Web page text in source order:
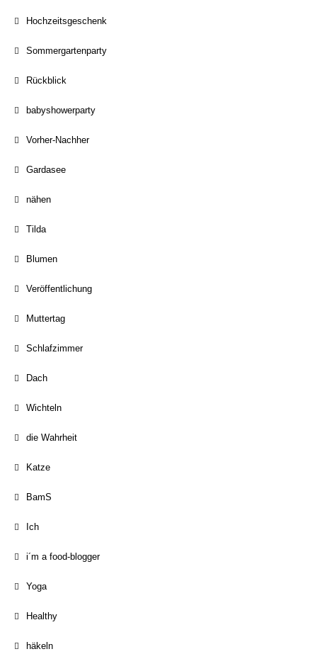
Hochzeitsgeschenk
Sommergartenparty
Rückblick
babyshowerparty
Vorher-Nachher
Gardasee
nähen
Tilda
Blumen
Veröffentlichung
Muttertag
Schlafzimmer
Dach
Wichteln
die Wahrheit
Katze
BamS
Ich
i´m a food-blogger
Yoga
Healthy
häkeln